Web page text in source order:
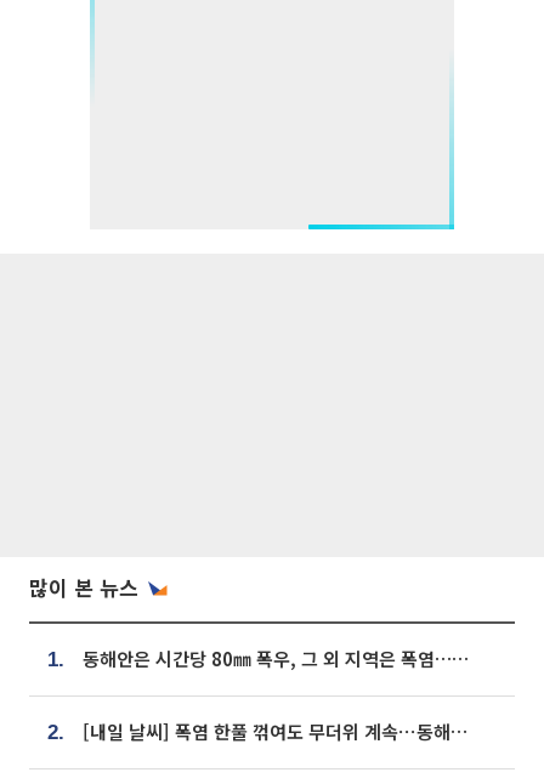
많이 본 뉴스
1. 동해안은 시간당 80㎜ 폭우, 그 외 지역은 폭염…‘극과 극 날씨’
2. [내일 날씨] 폭염 한풀 꺾여도 무더위 계속⋯동해안 이틀 연속 비